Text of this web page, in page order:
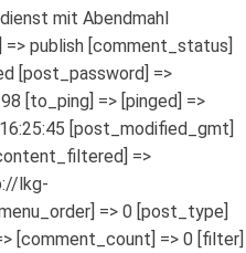
mit Abendmahl
publish [comment_status]
[post_password] =>
[to_ping] => [pinged] =>
[post_modified_gmt]
=>
lkg-
=> 0 [post_type]
[comment_count] => 0 [filter]